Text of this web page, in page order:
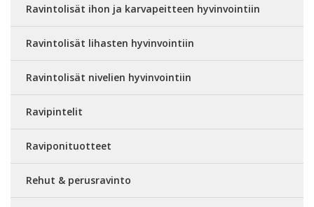
Ravintolisät ihon ja karvapeitteen hyvinvointiin
Ravintolisät lihasten hyvinvointiin
Ravintolisät nivelien hyvinvointiin
Ravipintelit
Raviponituotteet
Rehut & perusravinto